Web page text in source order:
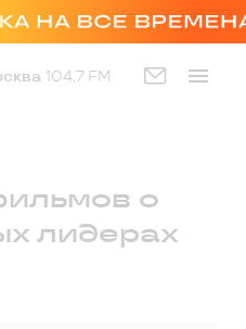
104,7 FM
о
лидерах